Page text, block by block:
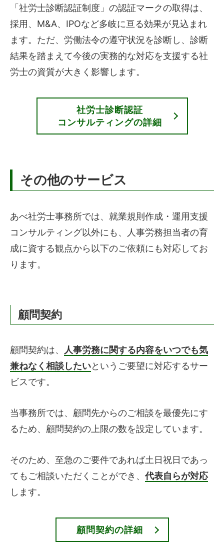
「社労士診断認証制度」の認証マークの取得は、
採用、M&A、IPOなど多岐に亘る効果が見込まれ
ます。ただ、労働法令の遵守状況を診断し、診断
結果を踏まえて今後の実務的な対応を支援する社
労士の資質が大きく影響します。
社労士診断認証
コンサルティングの詳細
その他のサービス
あべ社労士事務所では、就業規則作成・運用支援
コンサルティング以外にも、人事労務担当者の育
成に資する観点から以下のご依頼にも対応してお
ります。
顧問契約
顧問契約は、
人事労務に関する内容をいつでも気
兼ねなく相談したいというご要望に対応するサー
ビスです。
当事務所では、顧問先からのご相談を最優先にす
るため、顧問契約の上限の数を設定しています。
そのため、至急のご要件であれば土日祝日であっ
てもご相談いただくことができ、代表自らが対応
します。
顧問契約の詳細